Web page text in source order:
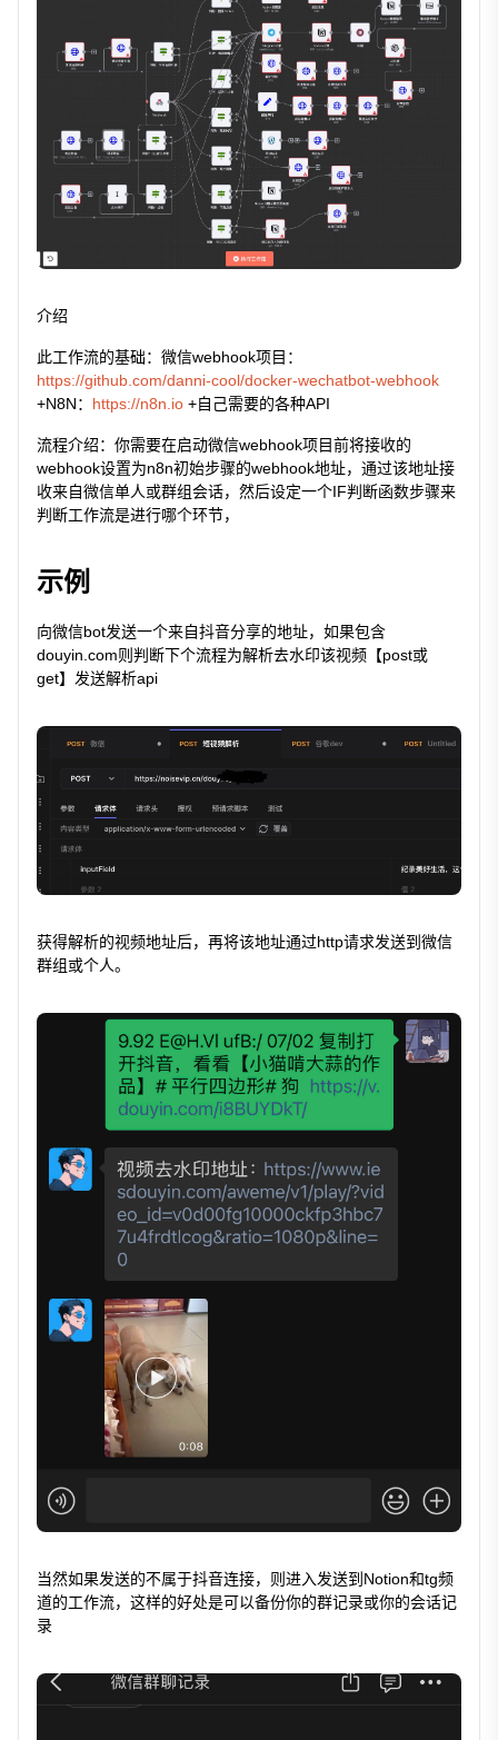
介绍
此工作流的基础：微信webhook项目：
https://github.com/danni-cool/docker-wechatbot-webhook
+N8N： https://n8n.io +自己需要的各种API
流程介绍：你需要在启动微信webhook项目前将接收的
webhook设置为n8n初始步骤的webhook地址，通过该地址接
收来自微信单人或群组会话，然后设定一个IF判断函数步骤来
判断工作流是进行哪个环节，
示例
向微信bot发送一个来自抖音分享的地址，如果包含
douyin.com则判断下个流程为解析去水印该视频【post或
get】发送解析api
获得解析的视频地址后，再将该地址通过http请求发送到微信
群组或个人。
当然如果发送的不属于抖音连接，则进入发送到Notion和tg频
道的工作流，这样的好处是可以备份你的群记录或你的会话记
录